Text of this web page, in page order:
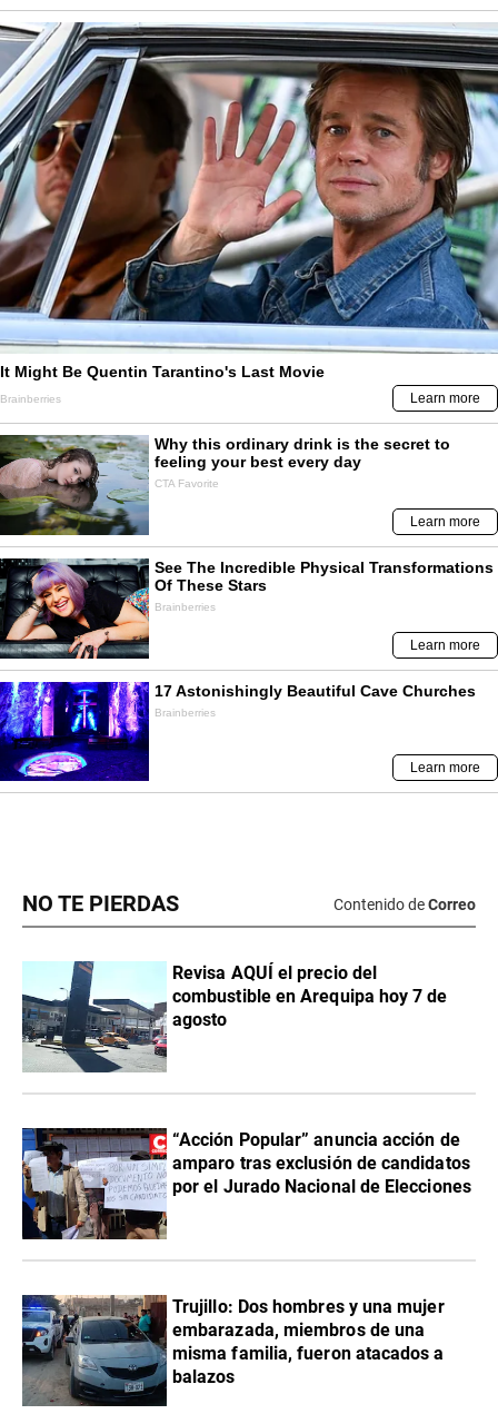
NO TE PIERDAS Contenido deCorreo
Revisa AQUÍ el precio del
combustible en Arequipa hoy 7 de
agosto
“Acción Popular” anuncia acción de
amparo tras exclusión de candidatos
por el Jurado Nacional de Elecciones
Trujillo: Dos hombres y una mujer
embarazada, miembros de una
misma familia, fueron atacados a
balazos